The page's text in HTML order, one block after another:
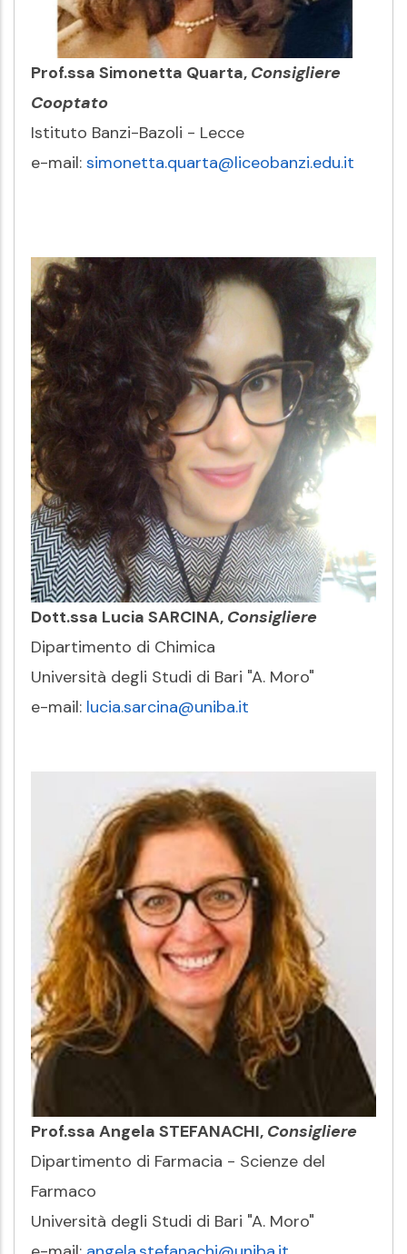
Prof.ssa Simonetta Quarta, Consigliere
Cooptato
Istituto Banzi-Bazoli - Lecce
e-mail: simonetta.quarta@liceobanzi.edu.it
Dott.ssa Lucia SARCINA, Consigliere
Dipartimento di Chimica
Università degli Studi di Bari "A. Moro"
e-mail: lucia.sarcina@uniba.it
Prof.ssa Angela STEFANACHI, Consigliere
Dipartimento di Farmacia - Scienze del
Farmaco
Università degli Studi di Bari "A. Moro"